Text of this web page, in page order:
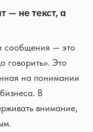
— не текст, а
сообщения — это
говорить». Это
на понимании
В
внимание,